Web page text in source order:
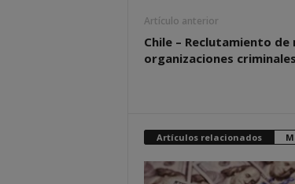
Artículo anterior
Chile – Reclutamiento
organizaciones criminales
Artículos relacionados